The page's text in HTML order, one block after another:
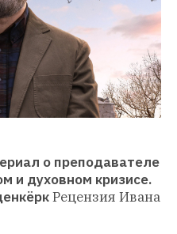
о преподавателе
и духовном кризисе.
Рецензия Ивана